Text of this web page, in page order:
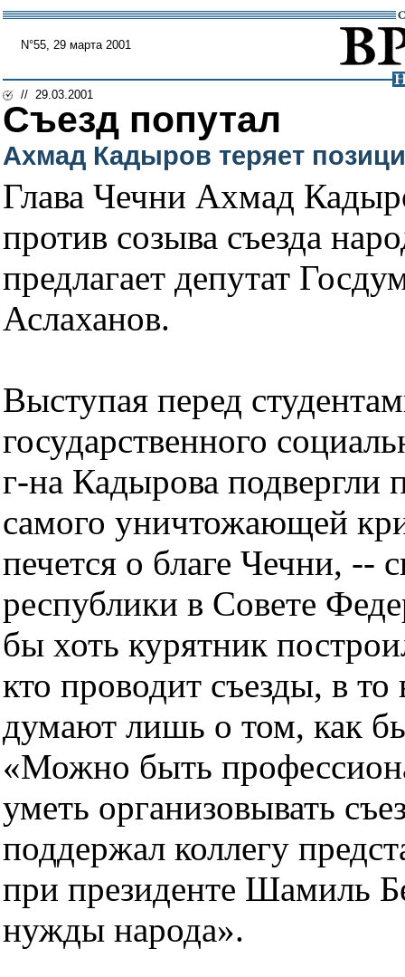
N°55, 29 марта 2001
// 29.03.2001
Съезд попутал
Ахмад Кадыров теряет
Глава Чечни Ахмад
против созыва съезда
предлагает депутат
Аслаханов.
Выступая перед
государственного
г-на Кадырова подвергли
самого уничтожающей
печется о благе Чечни, --
республики в Совете
бы хоть курятник
кто проводит съезды, в то
думают лишь о том, как
«Можно быть
уметь организовывать
поддержал коллегу
при президенте Шамиль
нужды народа».